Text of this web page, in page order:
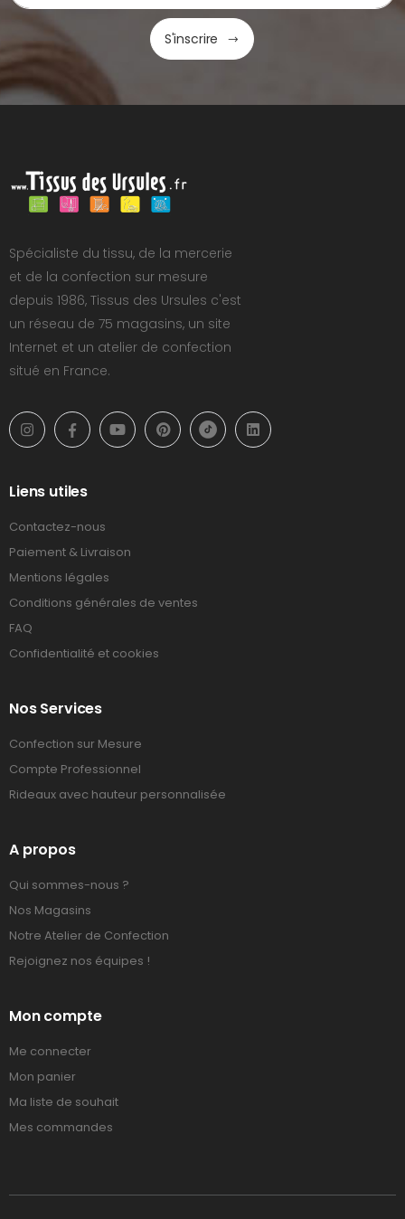
S'inscrire
Spécialiste du tissu, de la mercerie
et de la confection sur mesure
depuis 1986, Tissus des Ursules c'est
un réseau de 75 magasins, un site
Internet et un atelier de confection
situé en France.
Liens utiles
Contactez-nous
Paiement & Livraison
Mentions légales
Conditions générales de ventes
FAQ
Confidentialité et cookies
Nos Services
Confection sur Mesure
Compte Professionnel
Rideaux avec hauteur personnalisée
A propos
Qui sommes-nous ?
Nos Magasins
Notre Atelier de Confection
Rejoignez nos équipes !
Mon compte
Me connecter
Mon panier
Ma liste de souhait
Mes commandes